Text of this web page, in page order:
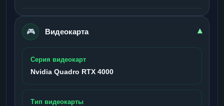
🎮 Видеокарта ▾
Серия видеокарт
Nvidia Quadro RTX 4000
Тип видеокарты